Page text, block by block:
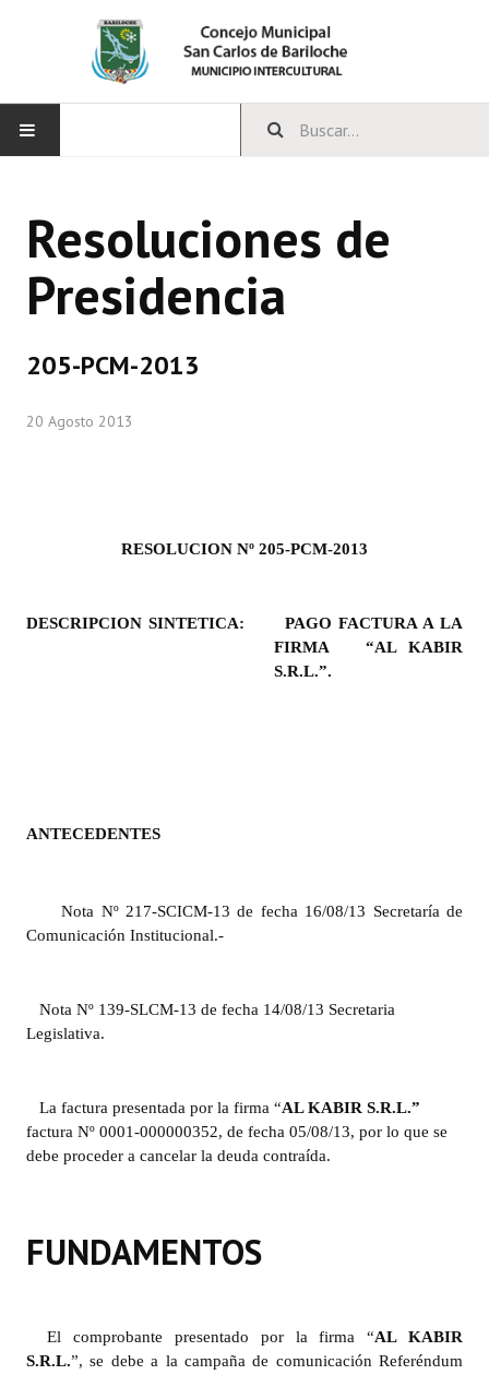
CONCEJO
Bloques Políticos
Comisiones Permanentes
Comisiones Especiales
LEGISLACIÓN
Organigrama
Informes de Gestión
Dictámenes Asesoría Letrada
Informes de Unidad Coordinadora
Ejecución Presupuestaria
NORMATIVA
Declaraciones
Resoluciones de
Presidencia
205-PCM-2013
20 Agosto 2013
RESOLUCION Nº 205-PCM-2013
DESCRIPCION SINTETICA:
PAGO FACTURA A LA
FIRMA “AL KABIR
S.R.L.”.
ANTECEDENTES
Nota Nº 217-SCICM-13 de fecha 16/08/13 Secretaría de
Comunicación Institucional.-
Nota Nº 139-SLCM-13 de fecha 14/08/13 Secretaria
Legislativa.
La factura presentada por la firma “AL KABIR S.R.L.”
factura Nº 0001-000000352, de fecha 05/08/13, por lo que se
debe proceder a cancelar la deuda contraída.
FUNDAMENTOS
El comprobante presentado por la firma “AL KABIR
S.R.L.”, se debe a la campaña de comunicación Referéndum